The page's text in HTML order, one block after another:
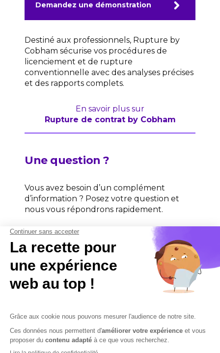
Demandez une démonstration
Destiné aux professionnels, Rupture by
Cobham sécurise vos procédures de
licenciement et de rupture
conventionnelle avec des analyses précises
et des rapports complets.
En savoir plus sur
Rupture de contrat by Cobham
Une question ?
Vous avez besoin d’un complément
d’information ? Posez votre question et
nous vous répondrons rapidement.
Contactez-nous
Contactez-nous Mentions légales
Plan du site
Sécurisation des données